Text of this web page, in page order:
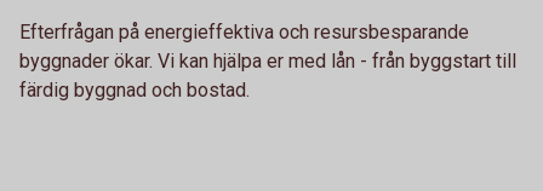
Efterfrågan på energieffektiva och resursbesparande
byggnader ökar. Vi kan hjälpa er med lån - från byggstart till
färdig byggnad och bostad.